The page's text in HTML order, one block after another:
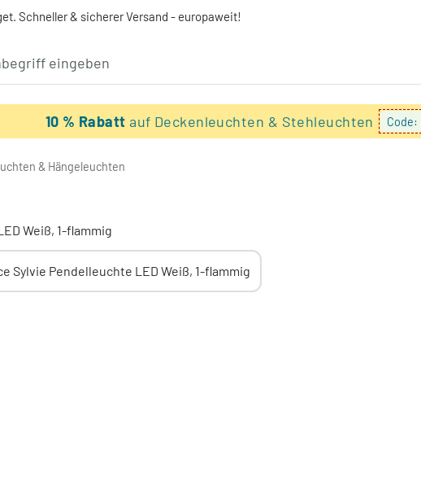
Schneller & sicherer Versand - europaweit!
10 % Rabattauf Deckenleuchten & Stehleuchten Code:
& Hängeleuchten